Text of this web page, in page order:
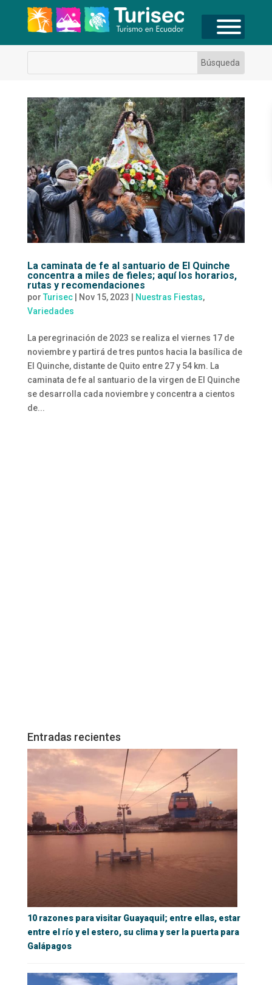
La caminata de fe al santuario de El Quinche
concentra a miles de fieles; aquí los horarios,
rutas y recomendaciones
por Turisec| Nov 15, 2023 Nuestras Fiestas,
Variedades
La peregrinación de 2023 se realiza el viernes 17 de
noviembre y partirá de tres puntos hacia la basílica de
El Quinche, distante de Quito entre 27 y 54 km. La
caminata de fe al santuario de la virgen de El Quinche
se desarrolla cada noviembre y concentra a cientos
de...
Entradas recientes
10 razones para visitar Guayaquil; entre ellas, estar
entre el río y el estero, su clima y ser la puerta para
Galápagos